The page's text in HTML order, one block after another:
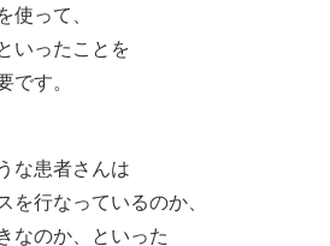
使って、
いったことを
です。
な患者さんは
を行なっているのか、
なのか、といった